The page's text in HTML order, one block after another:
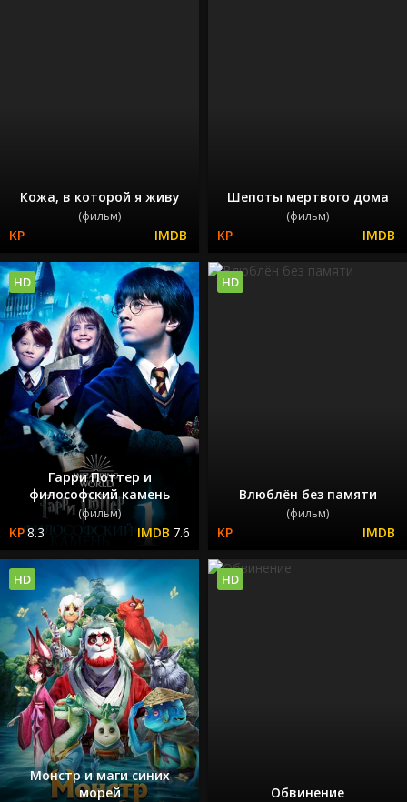
Кожа, в которой я живу
(фильм)
Шепоты мертвого дома
(фильм)
Гарри Поттер и
философский камень
(фильм)
8.3 7.6
HD
Влюблён без памяти
(фильм)
HD
Монстр и маги синих
морей
HD
Обвинение
HD